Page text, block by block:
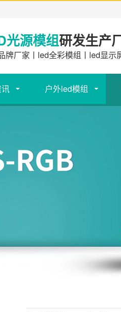
光源模组研发生产
牌厂家丨led全彩模组丨led显示
户外led模组